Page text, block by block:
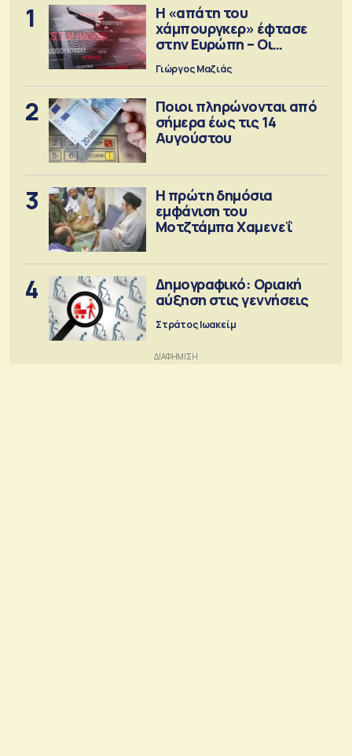
1
Η «απάτη του
χάμπουργκερ» έφτασε
στην Ευρώπη – Οι
προειδοποιήσεις
Γιώργος Μαζιάς
2
Ποιοι πληρώνονται από
σήμερα έως τις 14
Αυγούστου
3
Η πρώτη δημόσια
εμφάνιση του
Μοτζτάμπα Χαμενεΐ
4
Δημογραφικό: Οριακή
αύξηση στις γεννήσεις
Στράτος Ιωακείμ